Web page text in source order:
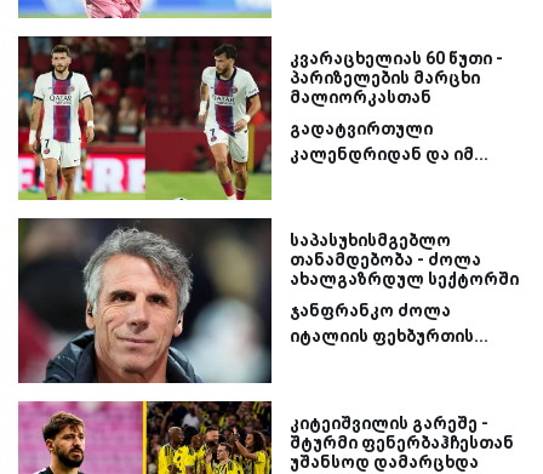
კვარაცხელიას 60 წუთი -
პარიზელების მარცხი
მალიორკასთან
გადატვირთული
კალენდრიდან და იმ...
საპასუხისმგებლო
თანამდებობა - ძოლა
ახალგაზრდულ სექტორში
ჯანფრანკო ძოლა
იტალიის ფეხბურთის...
კიტეიშვილის გარეშე -
შტურმი ფენერბაჰჩესთან
უშანსოდ დამარცხდა